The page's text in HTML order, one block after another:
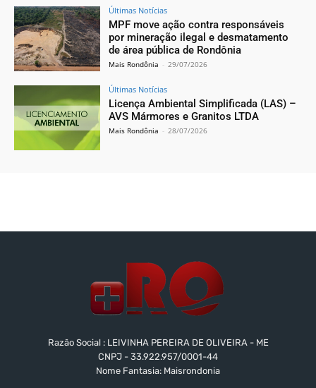
Últimas Notícias
MPF move ação contra responsáveis
por mineração ilegal e desmatamento
de área pública de Rondônia
Mais Rondônia - 29/07/2026
Últimas Notícias
Licença Ambiental Simplificada (LAS) –
AVS Mármores e Granitos LTDA
Mais Rondônia - 28/07/2026
Razão Social : LEIVINHA PEREIRA DE OLIVEIRA - ME
CNPJ - 33.922.957/0001-44
Nome Fantasia: Maisrondonia